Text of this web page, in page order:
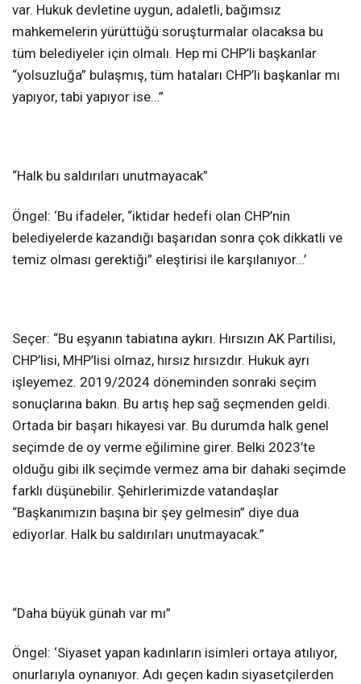
var. Hukuk devletine uygun, adaletli, bağımsız
mahkemelerin yürüttüğü soruşturmalar olacaksa bu
tüm belediyeler için olmalı. Hep mi CHP’li başkanlar
“yolsuzluğa” bulaşmış, tüm hataları CHP’li başkanlar mı
yapıyor, tabi yapıyor ise…”
“Halk bu saldırıları unutmayacak”
Öngel: ‘Bu ifadeler, “iktidar hedefi olan CHP’nin
belediyelerde kazandığı başarıdan sonra çok dikkatli ve
temiz olması gerektiği” eleştirisi ile karşılanıyor…’
Seçer: “Bu eşyanın tabiatına aykırı. Hırsızın AK Partilisi,
CHP’lisi, MHP’lisi olmaz, hırsız hırsızdır. Hukuk ayrı
işleyemez. 2019/2024 döneminden sonraki seçim
sonuçlarına bakın. Bu artış hep sağ seçmenden geldi.
Ortada bir başarı hikayesi var. Bu durumda halk genel
seçimde de oy verme eğilimine girer. Belki 2023’te
olduğu gibi ilk seçimde vermez ama bir dahaki seçimde
farklı düşünebilir. Şehirlerimizde vatandaşlar
“Başkanımızın başına bir şey gelmesin” diye dua
ediyorlar. Halk bu saldırıları unutmayacak.”
“Daha büyük günah var mı”
Öngel: ‘Siyaset yapan kadınların isimleri ortaya atılıyor,
onurlarıyla oynanıyor. Adı geçen kadın siyasetçilerden